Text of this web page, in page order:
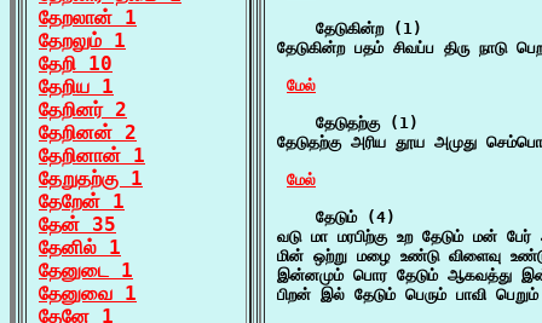
தேறலான் 1
தேறலும் 1
தேறி 10
தேறிய 1
தேறினர் 2
தேறினன் 2
தேறினான் 1
தேறுதற்கு 1
தேறேன் 1
தேன் 35
தேனில் 1
தேனுடை 1
தேனுவை 1
தேனே 1
    தேடுகின்ற (1)
தேடுகின்ற பதம் சிவப்ப திரு
மேல்
    தேடுதற்கு (1)
தேடுதற்கு அரிய தூய அமுது
மேல்
    தேடும் (4)
வடு மா மரபிற்கு உற தேடும் மன்
மின் ஒற்று மழை உண்டு விளைவு
இன்னமும் பொர தேடும் ஆகவத்து
பிறன் இல் தேடும் பெரும் பாவி